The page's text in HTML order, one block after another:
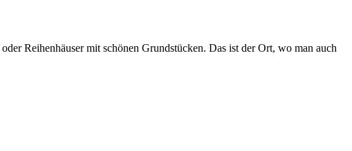
Reihenhäuser mit schönen Grundstücken. Das ist der Ort, wo man auch